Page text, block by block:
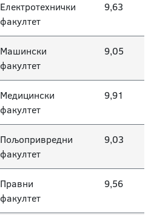
Електротехнички
факултет
9,63
Машински
факултет
9,05
Медицински
факултет
9,91
Пољопривредни
факултет
9,03
Правни
факултет
9,56